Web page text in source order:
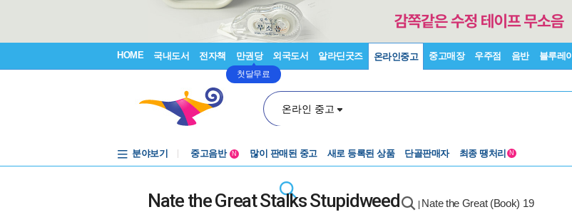
HOME 국내도서 전자책 만권당
첫달무료
외국도서 알라딘굿즈 온라인중고 중고매장 우주점 음반 블루레이
온라인 중고
분야보기
중고음반
N 많이 판매된 중고 새로 등록된 상품 단골판매자 최종 땡처리 N
Nate the Great Stalks Stupidweed Nate the Great (Book) 19